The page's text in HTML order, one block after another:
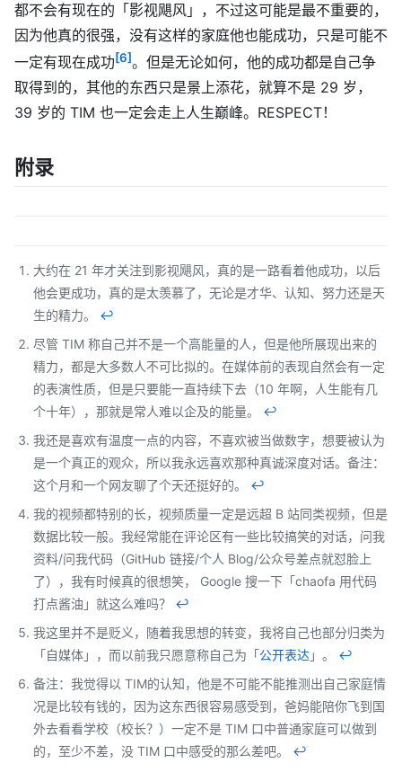
都不会有现在的「影视飓风」，不过这可能是最不重要的，
因为他真的很强，没有这样的家庭他也能成功，只是可能不
一定有现在成功[6]。但是无论如何，他的成功都是自己争
取得到的，其他的东西只是景上添花，就算不是 29 岁，
39 岁的 TIM 也一定会走上人生巅峰。RESPECT！
附录
大约在 21 年才关注到影视飓风，真的是一路看着他成功，以后
他会更成功，真的是太羡慕了，无论是才华、认知、努力还是天
生的精力。 ↩︎
尽管 TIM 称自己并不是一个高能量的人，但是他所展现出来的
精力，都是大多数人不可比拟的。在媒体前的表现自然会有一定
的表演性质，但是只要能一直持续下去（10 年啊，人生能有几
个十年），那就是常人难以企及的能量。 ↩︎
我还是喜欢有温度一点的内容，不喜欢被当做数字，想要被认为
是一个真正的观众，所以我永远喜欢那种真诚深度对话。备注：
这个月和一个网友聊了个天还挺好的。 ↩︎
我的视频都特别的长，视频质量一定是远超 B 站同类视频，但是
数据比较一般。我经常能在评论区有一些比较搞笑的对话，问我
资料/问我代码（GitHub 链接/个人 Blog/公众号差点就怼脸上
了），我有时候真的很想笑， Google 搜一下「chaofa 用代码
打点酱油」就这么难吗？ ↩︎
我这里并不是贬义，随着我思想的转变，我将自己也部分归类为
「自媒体」，而以前我只愿意称自己为「公开表达 」。 ↩︎
备注：我觉得以 TIM的认知，他是不可能不能推测出自己家庭情
况是比较有钱的，因为这东西很容易感受到，爸妈能陪你飞到国
外去看看学校（校长？）一定不是 TIM 口中普通家庭可以做到
的，至少不差，没 TIM 口中感受的那么差吧。 ↩︎